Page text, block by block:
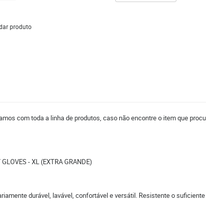
produto
com toda a linha de produtos, caso não encontre o item que
- XL (EXTRA GRANDE)
durável, lavável, confortável e versátil. Resistente o